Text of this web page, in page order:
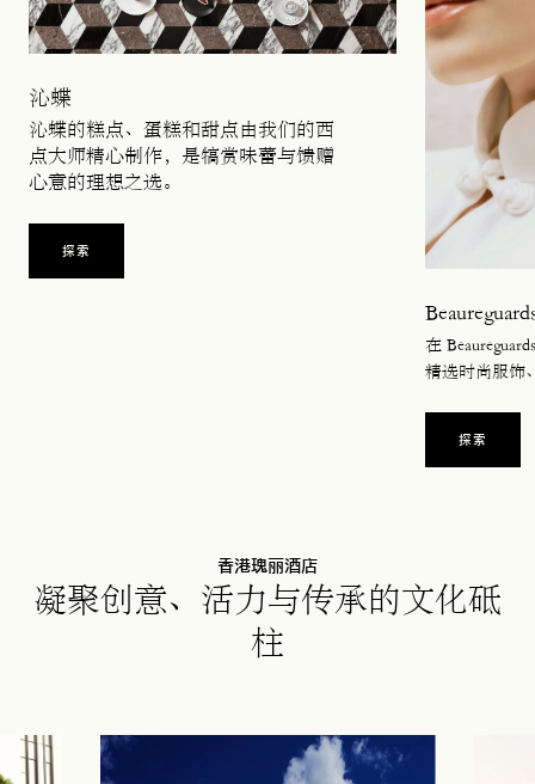
沁蝶
沁蝶的糕点、蛋糕和甜点由我们的西
点大师精心制作，是犒赏味蕾与馈赠
心意的理想之选。
探索
在
精选时尚服饰
探索
香港瑰丽酒店
凝聚创意、活力与传承的文化砥
柱